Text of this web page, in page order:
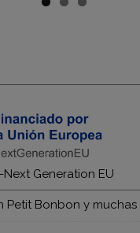
Generation EU
Bonbon y